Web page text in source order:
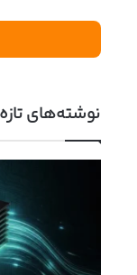
نوشته‌های تازه